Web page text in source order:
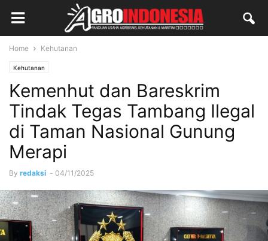
Home Kehutanan
Kehutanan
Kemenhut dan Bareskrim
Tindak Tegas Tambang Ilegal
di Taman Nasional Gunung
Merapi
By redaksi - 04/11/2025